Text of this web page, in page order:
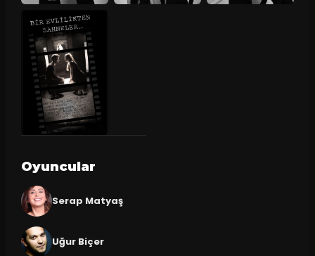
Oyuncular
Serap Matyaş
Uğur Biçer